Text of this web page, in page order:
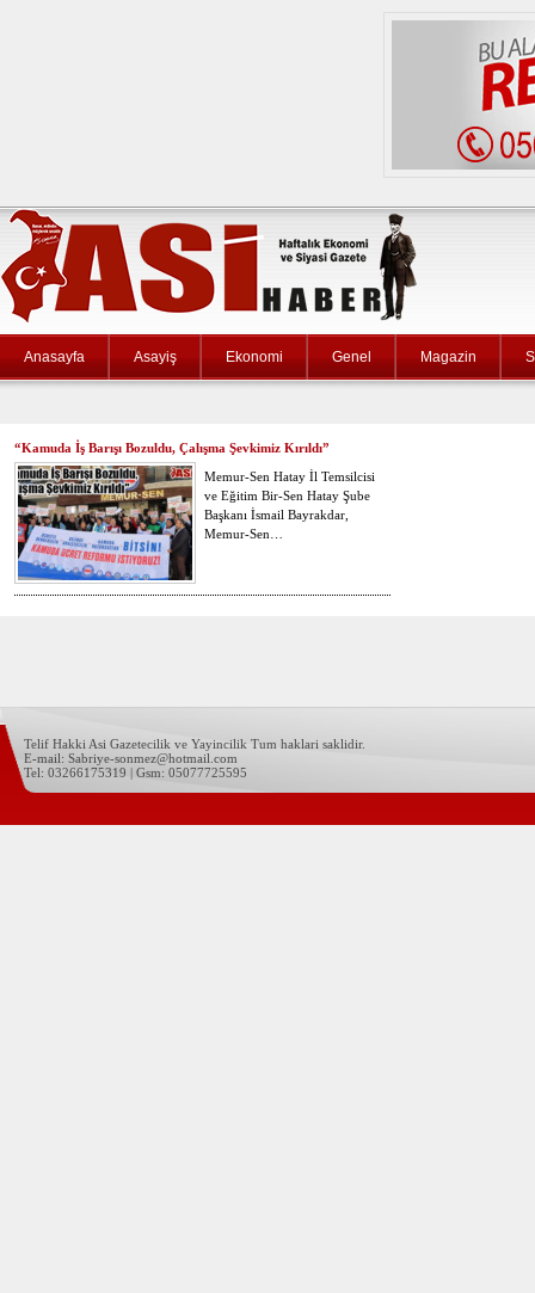
Anasayfa Asayiş Ekonomi Genel Magazin
“Kamuda İş Barışı Bozuldu, Çalışma Şevkimiz Kırıldı”
Memur-Sen Hatay İl Temsilcisi
ve Eğitim Bir-Sen Hatay Şube
Başkanı İsmail Bayrakdar,
Memur-Sen…
Telif Hakki Asi Gazetecilik ve Yayincilik Tum haklari saklidir.
E-mail: Sabriye-sonmez@hotmail.com
Tel: 03266175319 | Gsm: 05077725595